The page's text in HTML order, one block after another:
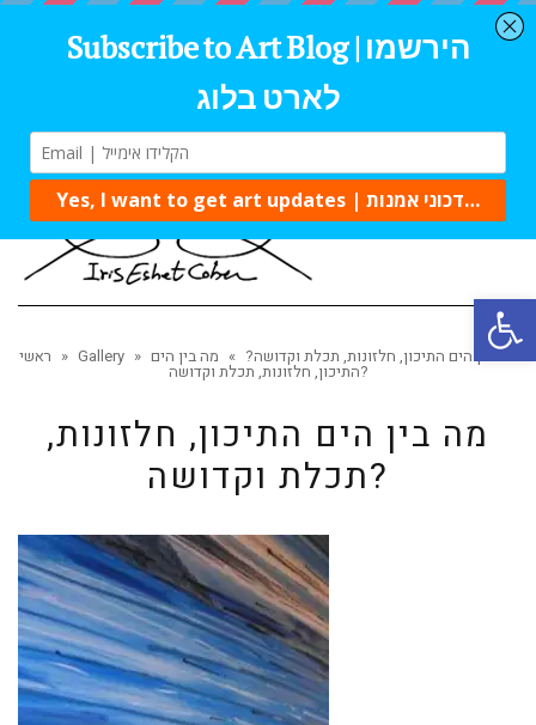
ראשי » Gallery » מה בין הים התיכון, חלזונות, תכלת וקדושה? » מה בין הים
התיכון, חלזונות, תכלת וקדושה?
מה בין הים התיכון, חלזונות,
תכלת וקדושה?